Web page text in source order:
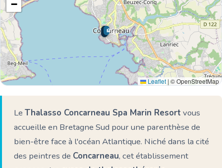
🌊 Ici
🏨
−
Leaflet | © OpenStreetMap
Le Thalasso Concarneau Spa Marin Resort vous
accueille en Bretagne Sud pour une parenthèse de
bien-être face à l'océan Atlantique. Niché dans la cité
des peintres de Concarneau, cet établissement